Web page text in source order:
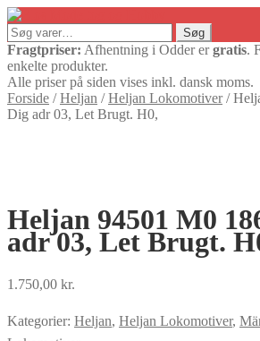
Søg
efter:
Søg
Fragtpriser: Afhentning i Odder ergratis.
enkelte produkter.
Alle priser på siden vises inkl. dansk moms.
Forside /Heljan /Heljan Lokomotiver/
Dig adr 03, Let Brugt. H0,
Heljan 94501 M0
adr 03, Let Brugt.
1.750,00 kr.
Kategorier: Heljan, Heljan Lokomotiver,